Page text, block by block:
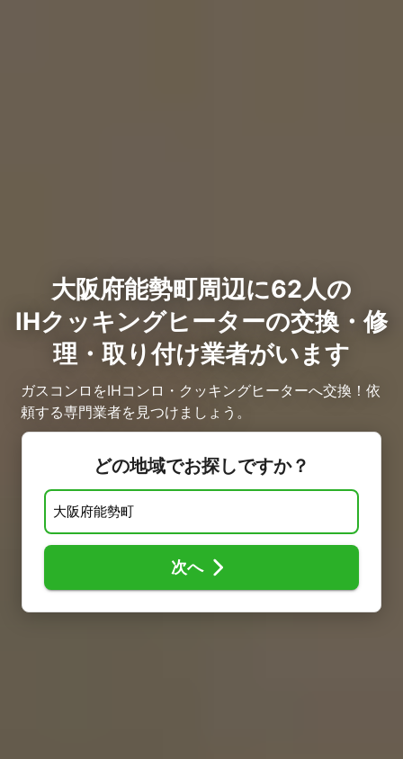
大阪府能勢町周辺に62人の
IHクッキングヒーターの交換・修
理・取り付け業者がいます
ガスコンロをIHコンロ・クッキングヒーターへ交換！依
頼する専門業者を見つけましょう。
どの地域でお探しですか？
次へ